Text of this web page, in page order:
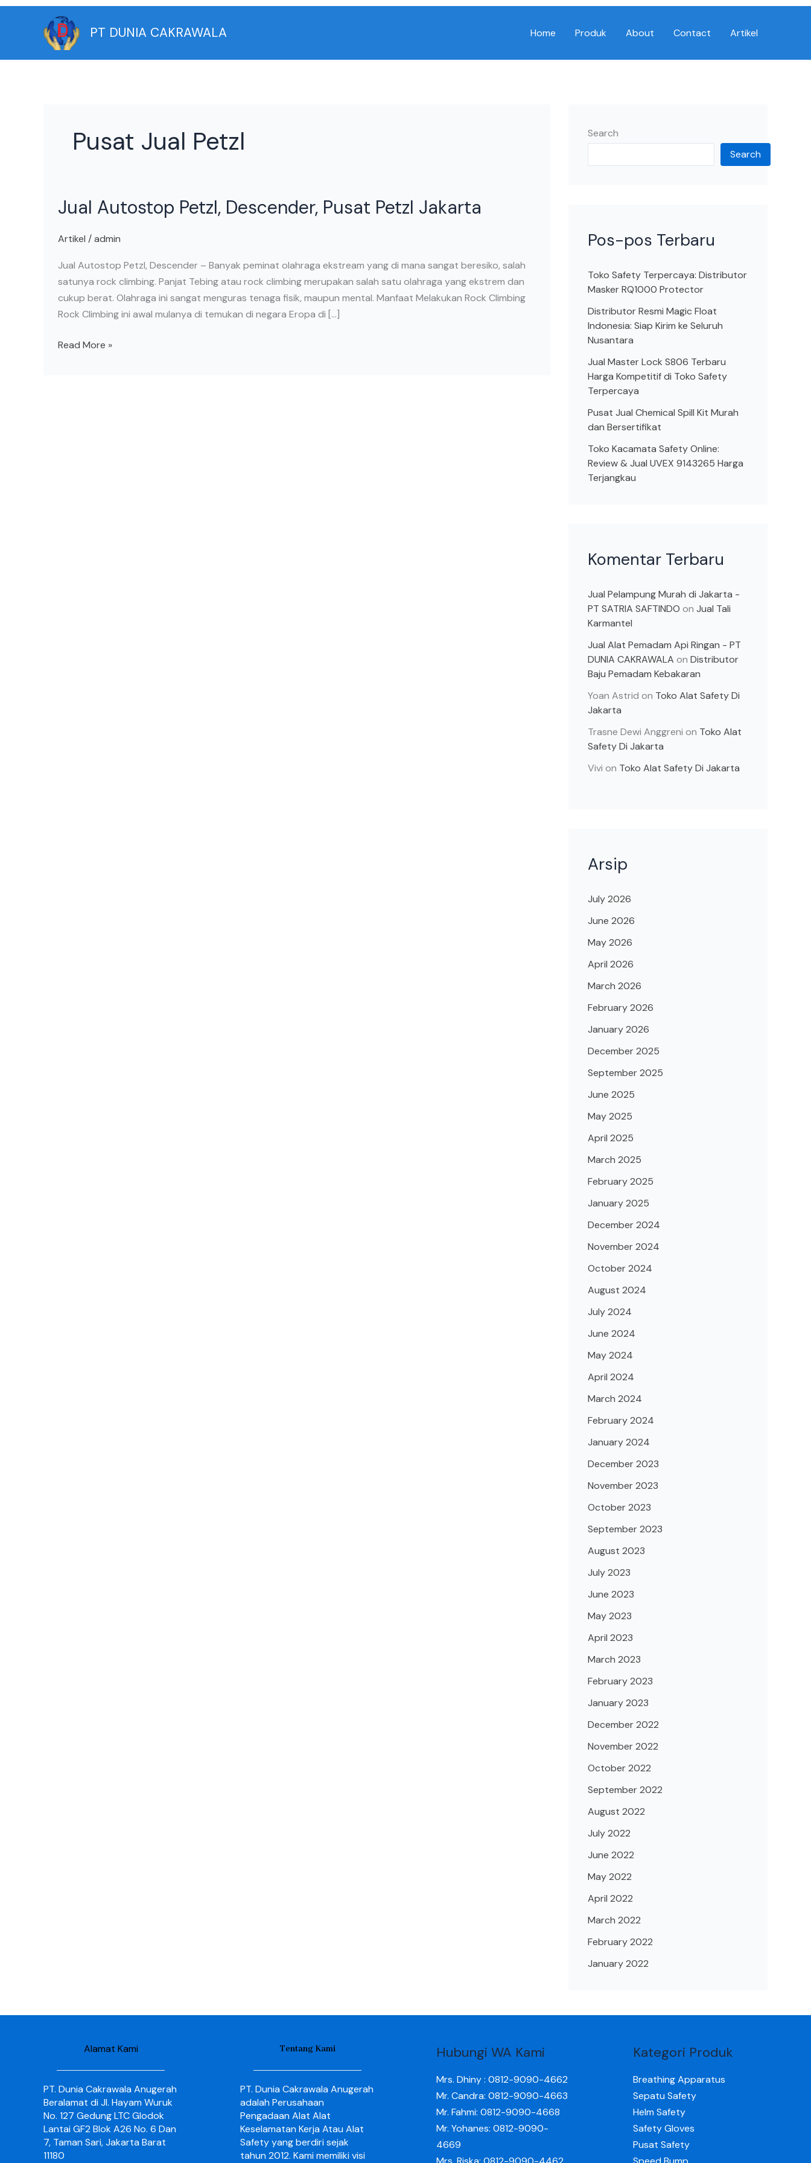
Skip
PT DUNIA CAKRAWALA Home Produk About Contact Artikel
Pusat Jual Petzl
Jual Autostop Petzl, Descender, Pusat Petzl Jakarta
Artikel /admin
Jual Autostop Petzl, Descender – Banyak peminat olahraga ekstream yang di mana sangat beresiko, salah
satunya rock climbing. Panjat Tebing atau rock climbing merupakan salah satu olahraga yang ekstrem dan
cukup berat. Olahraga ini sangat menguras tenaga fisik, maupun mental. Manfaat Melakukan Rock Climbing
Rock Climbing ini awal mulanya di temukan di negara Eropa di […]
Autostop
Descender,
Petzl
Jakarta
Read More »
Search
Search
Pos-pos Terbaru
Toko Safety Terpercaya: Distributor
Masker RQ1000 Protector
Distributor Resmi Magic Float
Indonesia: Siap Kirim ke Seluruh
Nusantara
Jual Master Lock S806 Terbaru
Harga Kompetitif di Toko Safety
Terpercaya
Pusat Jual Chemical Spill Kit Murah
dan Bersertifikat
Toko Kacamata Safety Online:
Review & Jual UVEX 9143265 Harga
Terjangkau
Komentar Terbaru
Jual Pelampung Murah di Jakarta -
PT SATRIA SAFTINDO on Jual Tali
Karmantel
Jual Alat Pemadam Api Ringan - PT
DUNIA CAKRAWALA on Distributor
Baju Pemadam Kebakaran
Yoan Astrid on Toko Alat Safety Di
Jakarta
Trasne Dewi Anggreni on Toko Alat
Safety Di Jakarta
Vivi on Toko Alat Safety Di Jakarta
Arsip
July 2026
June 2026
May 2026
April 2026
March 2026
February 2026
January 2026
December 2025
September 2025
June 2025
May 2025
April 2025
March 2025
February 2025
January 2025
December 2024
November 2024
October 2024
August 2024
July 2024
June 2024
May 2024
April 2024
March 2024
February 2024
January 2024
December 2023
November 2023
October 2023
September 2023
August 2023
July 2023
June 2023
May 2023
April 2023
March 2023
February 2023
January 2023
December 2022
November 2022
October 2022
September 2022
August 2022
July 2022
June 2022
May 2022
April 2022
March 2022
February 2022
January 2022
Alamat Kami
PT. Dunia Cakrawala Anugerah
Beralamat di Jl. Hayam Wuruk
No. 127 Gedung LTC Glodok
Lantai GF2 Blok A26 No. 6 Dan
7, Taman Sari, Jakarta Barat
11180
Tentang Kami
PT. Dunia Cakrawala Anugerah
adalah Perusahaan
Pengadaan Alat Alat
Keselamatan Kerja Atau Alat
Safety yang berdiri sejak
tahun 2012. Kami memiliki visi
Hubungi WA Kami
Mrs. Dhiny : 0812-9090-4662
Mr. Candra: 0812-9090-4663
Mr. Fahmi: 0812-9090-4668
Mr. Yohanes: 0812-9090-
4669
Kategori Produk
Breathing Apparatus
Sepatu Safety
Helm Safety
Safety Gloves
Pusat Safety